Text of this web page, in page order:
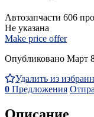
Автозапчасти 606
Не указана
Make price offer
Опубликовано Март
Удалить из
0 Предложения